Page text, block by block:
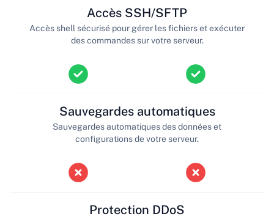
Accès SSH/SFTP
Accès shell sécurisé pour gérer les fichiers et exécuter
des commandes sur votre serveur.
Sauvegardes automatiques
Sauvegardes automatiques des données et
configurations de votre serveur.
Protection DDoS